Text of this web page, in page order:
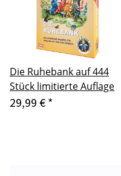
Die Ruhebank auf 444
Stück limitierte Auflage
29,99 € *